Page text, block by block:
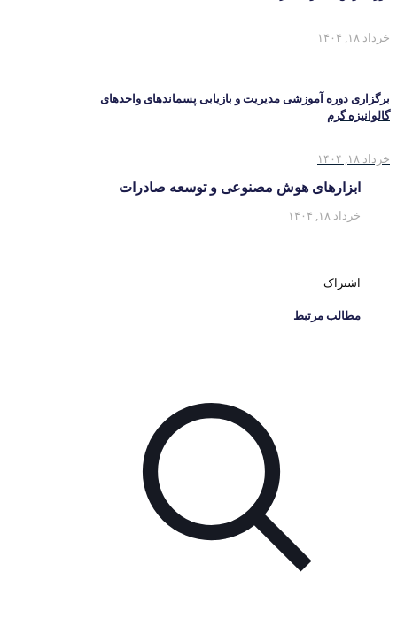
خرداد ۱۸, ۱۴۰۴
برگزاری دوره آموزشی مدیریت و بازیابی پسماندهای واحدهای
گالوانیزه گرم
خرداد ۱۸, ۱۴۰۴
ابزارهای هوش مصنوعی و توسعه صادرات‎
خرداد ۱۸, ۱۴۰۴
اشتراک
مطالب مرتبط